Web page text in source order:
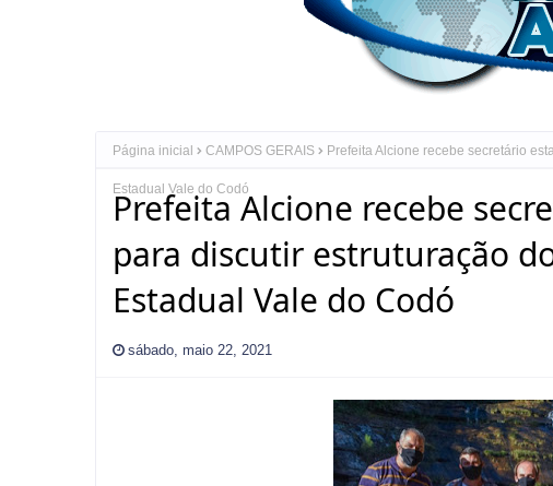
Página inicial CAMPOS GERAIS Prefeita Alcione recebe secretário
Estadual Vale do Codó
Prefeita Alcione recebe
para discutir estruturação
Estadual Vale do Codó
sábado, maio 22, 2021